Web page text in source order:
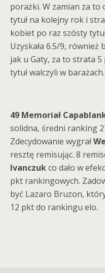
porażki. W zamian za to
tytuł na kolejny rok i
kobiet po raz szósty
Uzyskała 6.5/9,
jak u Gaty, za to strata
tytuł walczyli w barażach.
49 Memoriał
solidna, średni ranking
Zdecydowanie wygrał
resztę remisując. 8
Ivanczukco dało w
pkt rankingowych.
być Lazaro Bruzon,
12 pkt do rankingu elo.